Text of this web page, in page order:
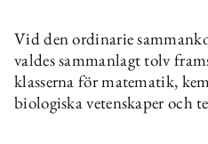
Vid den ordinarie
valdes sammanlagt tolv
klasserna för matematik,
biologiska vetenskaper och